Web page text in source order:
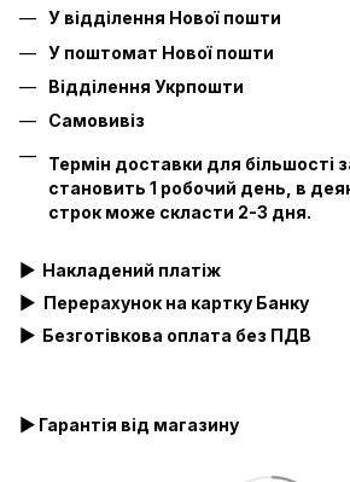
У відділення Нової пошти
У поштомат Нової пошти
Відділення Укрпошти
Самовивіз
Термін доставки для більшості
становить 1 робочий день, в
строк може скласти 2-3 дня.
▶ Накладений платіж
▶ Перерахунок на картку Банку
▶ Безготівкова оплата без ПДВ
▶ Гарантія від магазину